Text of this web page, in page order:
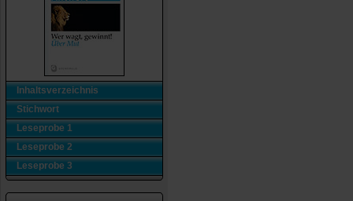
Inhaltsverzeichnis
Stichwort
Leseprobe 1
Leseprobe 2
Leseprobe 3